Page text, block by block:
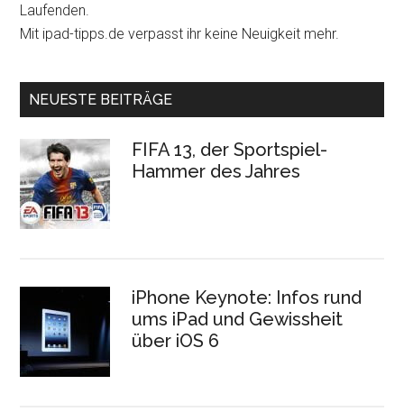
Laufenden.
Mit ipad-tipps.de verpasst ihr keine Neuigkeit mehr.
NEUESTE BEITRÄGE
FIFA 13, der Sportspiel-
Hammer des Jahres
iPhone Keynote: Infos rund
ums iPad und Gewissheit
über iOS 6